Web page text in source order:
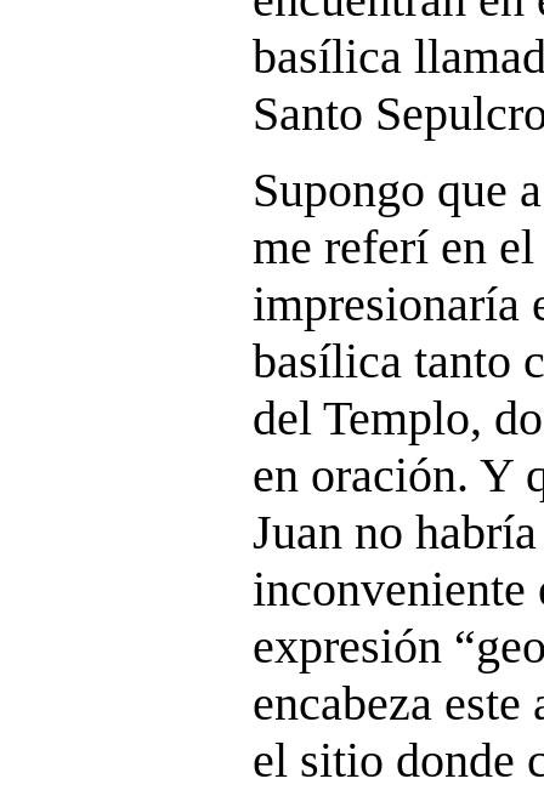
basílica
Santo
Supongo que
me referí en
impresionaría
basílica tanto
del Templo,
en oración. Y
Juan no
inconveniente
expresión
encabeza
el sitio donde